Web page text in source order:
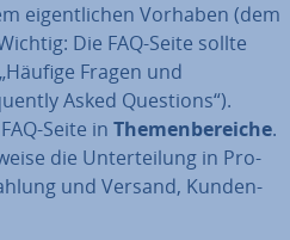
ei­gent­li­chen Vorhaben (dem
Die FAQ-Seite sollte
Fragen und
Asked Questions“).
Seite in The­men­be­rei­che.
die Un­ter­tei­lung in Pro­
und Versand, Kun­den­